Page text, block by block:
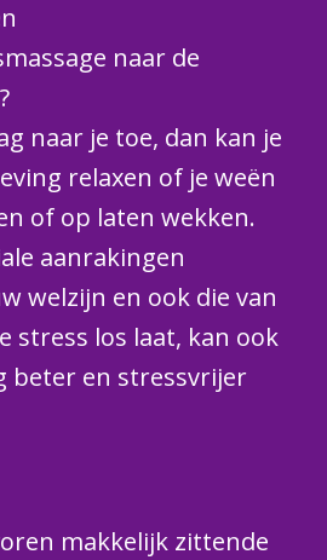
naar de
naar je toe, dan kan je
relaxen of je weën
of op laten wekken.
aanrakingen
welzijn en ook die van
stress los laat, kan ook
beter en stressvrijer
makkelijk zittende